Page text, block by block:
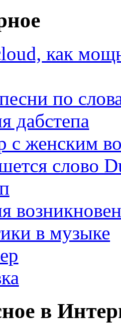
как
по
дабстепа
с женским
слово
в музыке
в